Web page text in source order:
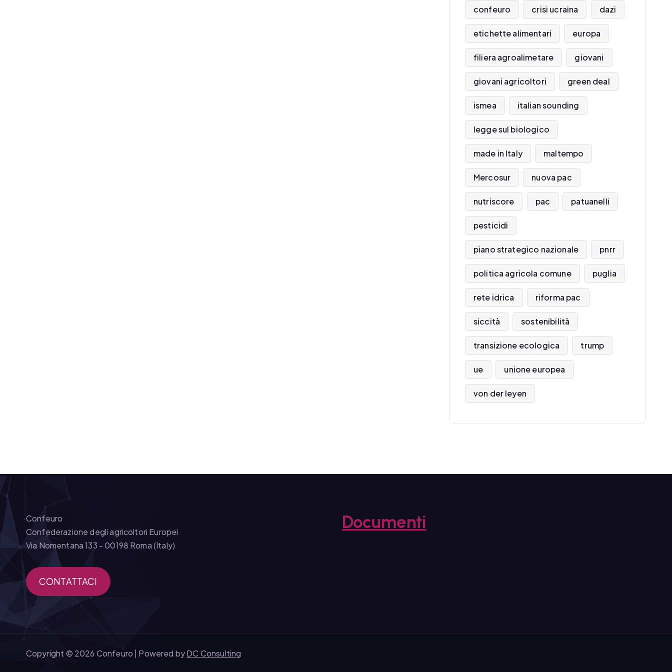
confeuro crisi ucraina dazi
etichette alimentari europa
filiera agroalimetare giovani
giovani agricoltori green deal
ismea italian sounding
legge sul biologico
made in Italy maltempo
Mercosur nuova pac
nutriscore pac patuanelli
pesticidi
piano strategico nazionale pnrr
politica agricola comune puglia
rete idrica riforma pac
siccità sostenibilità
transizione ecologica trump
ue unione europea
von der leyen
Confeuro
Confederazione degli agricoltori Europei
Via Nomentana 133 - 00198 Roma (Italy)
CONTATTACI
Documenti
Copyright © 2026 Confeuro | Powered byDC Consulting